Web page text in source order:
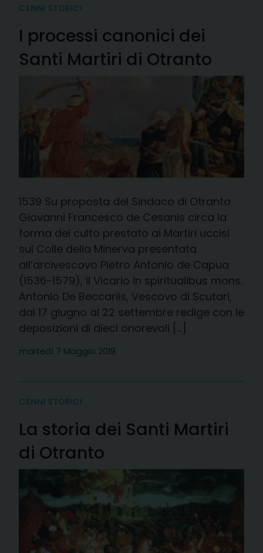
CENNI STORICI
I processi canonici dei
Santi Martiri di Otranto
1539 Su proposta del Sindaco di Otranto
Giovanni Francesco de Cesanis circa la
forma del culto prestato ai Martiri uccisi
sul Colle della Minerva presentata
all’arcivescovo Pietro Antonio de Capua
(1536-1579), il Vicario in spiritualibus mons.
Antonio De Beccariis, Vescovo di Scutari,
dal 17 giugno al 22 settembre redige con le
deposizioni di dieci onorevoli […]
martedì 7 Maggio 2019
CENNI STORICI
La storia dei Santi Martiri
di Otranto